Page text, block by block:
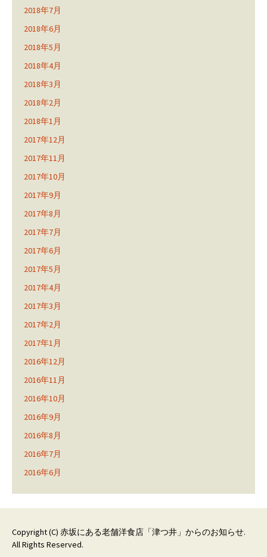
2018年7月
2018年6月
2018年5月
2018年4月
2018年3月
2018年2月
2018年1月
2017年12月
2017年11月
2017年10月
2017年9月
2017年8月
2017年7月
2017年6月
2017年5月
2017年4月
2017年3月
2017年2月
2017年1月
2016年12月
2016年11月
2016年10月
2016年9月
2016年8月
2016年7月
2016年6月
Copyright (C) 赤坂にある老舗洋食店「津つ井」からのお知らせ.
All Rights Reserved.